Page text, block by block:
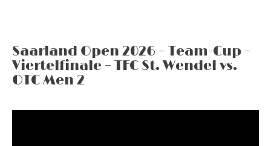
Saarland Open 2026 – Team-Cup –
Viertelfinale – TFC St. Wendel vs.
OTC Men 2